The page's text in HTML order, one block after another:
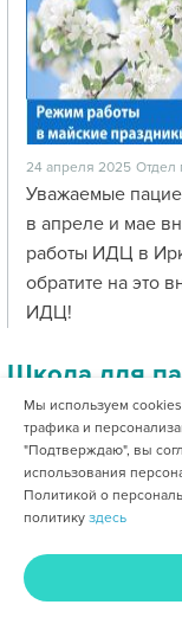
24 апреля 2025 Отдел
Уважаемые
в апреле и мае
работы ИДЦ в
обратите на это
ИДЦ!
Школа для
17 апреля 2025 Отдел
Главная
Мы используем
трафика и
"Подтверждаю", вы
использования
Политикой о
политику здесь